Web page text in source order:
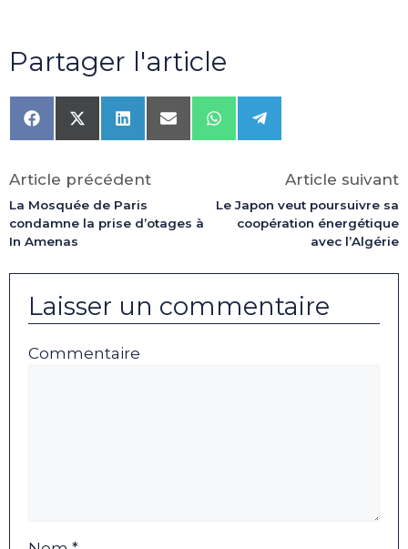
Partager l'article
Share
on
Share
on
(Twitter)
Share
on
Share
on
Share
on
Share
on
Article précédent
La Mosquée de Paris
condamne la prise d’otages à
In Amenas
Article suivant
Le Japon veut poursuivre sa
coopération énergétique
avec l’Algérie
Laisser un commentaire
Commentaire